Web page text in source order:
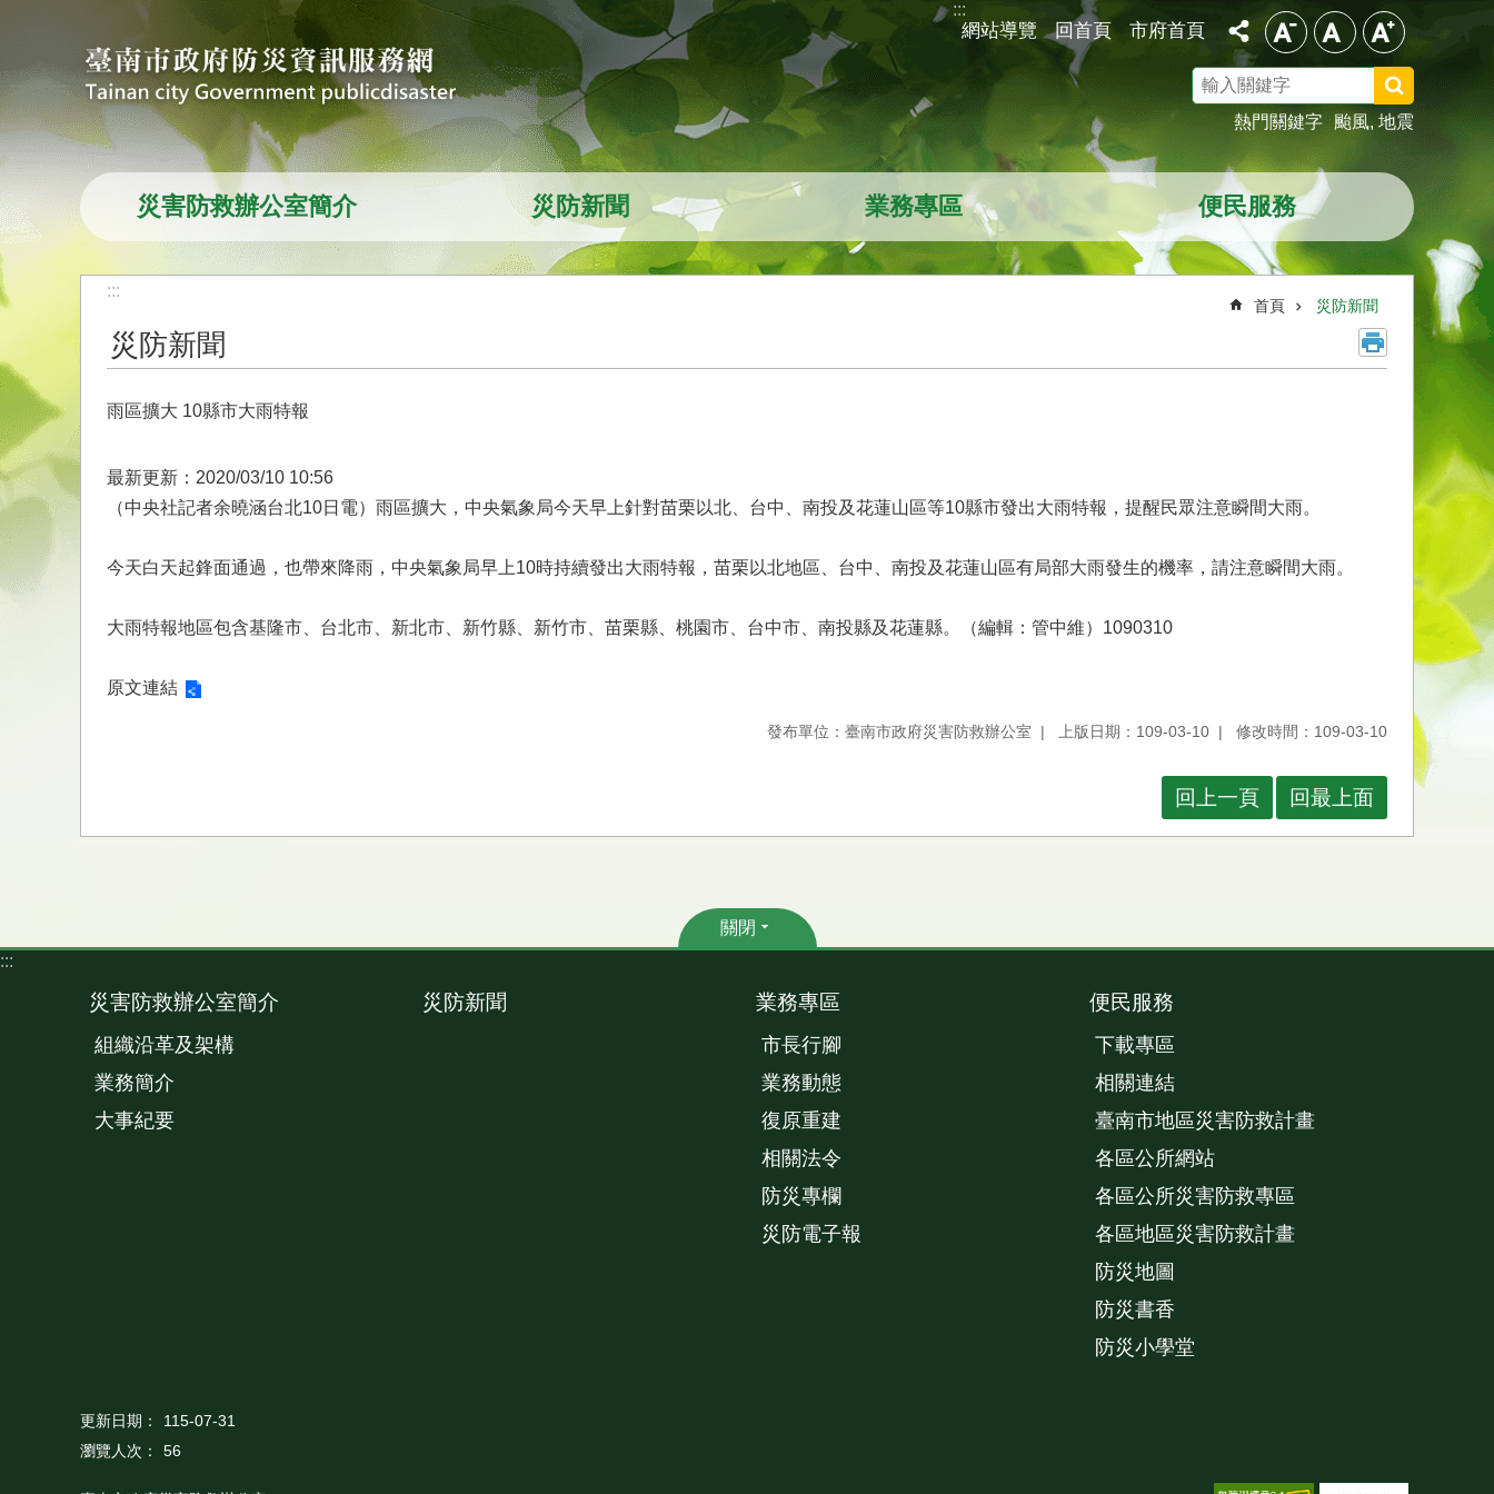
跳到主要內容區塊
:::
網站導覽 回首頁 市府首頁
尋
熱門關鍵字
颱風 地震
災害防救辦公室簡介 災防新聞 業務專區 便民服務
:::
首頁 災防新聞
災防新聞
雨區擴大 10縣市大雨特報
最新更新：2020/03/10 10:56
（中央社記者余曉涵台北10日電）雨區擴大，中央氣象局今天早上針對苗栗以北、台中、南投及花蓮山區等10縣市發出大雨特報，提醒民眾注意瞬間大雨。
今天白天起鋒面通過，也帶來降雨，中央氣象局早上10時持續發出大雨特報，苗栗以北地區、台中、南投及花蓮山區有局部大雨發生的機率，請注意瞬間大雨。
大雨特報地區包含基隆市、台北市、新北市、新竹縣、新竹市、苗栗縣、桃園市、台中市、南投縣及花蓮縣。（編輯：管中維）1090310
原文連結
發布單位：臺南市政府災害防救辦公室 上版日期：109-03-10 修改時間：109-03-10
回上一頁 回最上面
關閉
:::
災害防救辦公室簡介
組織沿革及架構
業務簡介
大事紀要
災防新聞 業務專區
市長行腳
業務動態
復原重建
相關法令
防災專欄
災防電子報
便民服務
下載專區
相關連結
臺南市地區災害防救計畫
各區公所網站
各區公所災害防救專區
各區地區災害防救計畫
防災地圖
防災書香
防災小學堂
更新日期：
115-07-31
瀏覽人次：
56